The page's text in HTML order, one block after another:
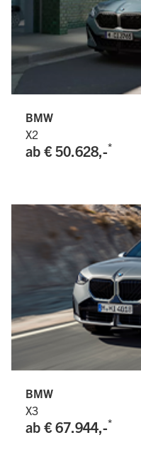
BMW
X2
ab € 50.628,-*
BMW
X3
ab € 67.944,-*